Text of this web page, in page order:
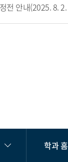
전 안내(2025. 8.
학과